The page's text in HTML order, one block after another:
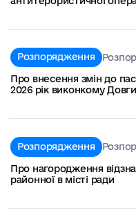
Розпорядження
Про внесення змін до
2026 рік виконкому
Розпорядження
Про нагородження
районної в місті ради